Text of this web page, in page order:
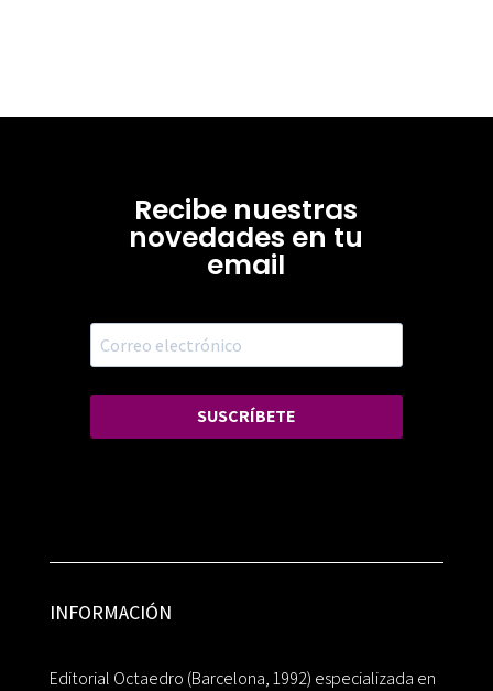
Recibe nuestras
novedades en tu
email
SUSCRÍBETE
INFORMACIÓN
Editorial Octaedro (Barcelona, 1992) especializada en